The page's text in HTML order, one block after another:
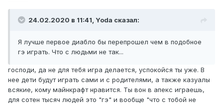
24.02.2020 в 11:41, Yoda сказал:
Я лучше первое диабло бы перепрошел чем в подобное
гэ играть. Что с людьми не так...
господи, да не для тебя игра делается, успокойся ты уже. В
нее дети будут играть сами и с родителями, а также казуалы
всякие, кому майнкрафт нравится. Ты вон в апекс играешь,
для сотен тысяч людей это "гэ" и вообще "что с тобой не